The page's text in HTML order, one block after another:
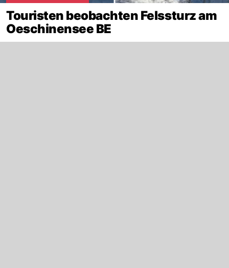
Touristen beobachten Felssturz am
Oeschinensee BE